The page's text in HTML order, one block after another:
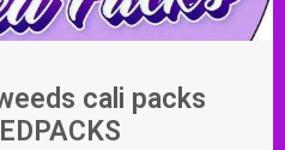
cali packs